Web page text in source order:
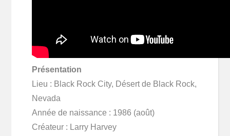
Présentation
Lieu : Black Rock City, Désert de Black Rock,
Nevada
Année de naissance : 1986 (août)
Créateur : Larry Harvey